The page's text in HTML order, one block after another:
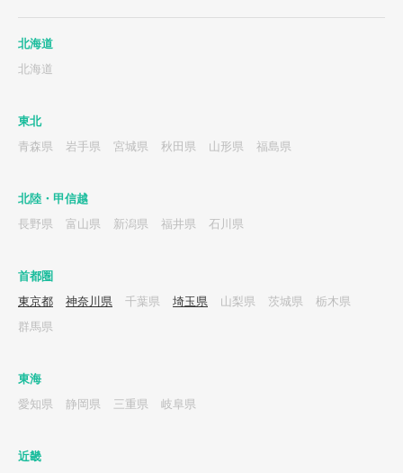
北海道
北海道
東北
青森県
岩手県 宮城県 秋田県 山形県 福島県
北陸・甲信越
長野県
富山県 新潟県 福井県 石川県
首都圏
東京都
神奈川県 千葉県 埼玉県 山梨県 茨城県
栃木県
群馬県
東海
愛知県
静岡県 三重県 岐阜県
近畿